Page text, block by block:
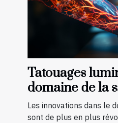
Tatouages
domaine de la
faut-il savoir ?
Les innovations dans le
sont de plus en plus